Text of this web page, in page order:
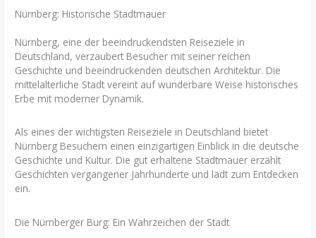
Nürnberg: Historische Stadtmauer
Nürnberg, eine der beeindruckendsten Reiseziele in
Deutschland, verzaubert Besucher mit seiner reichen
Geschichte und beeindruckenden deutschen Architektur. Die
mittelalterliche Stadt vereint auf wunderbare Weise historisches
Erbe mit moderner Dynamik.
Als eines der wichtigsten Reiseziele in Deutschland bietet
Nürnberg Besuchern einen einzigartigen Einblick in die deutsche
Geschichte und Kultur. Die gut erhaltene Stadtmauer erzählt
Geschichten vergangener Jahrhunderte und lädt zum Entdecken
ein.
Die Nürnberger Burg: Ein Wahrzeichen der Stadt